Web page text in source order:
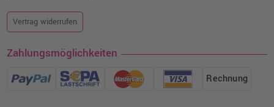
Vertrag widerrufen
Zahlungsmöglichkeiten
Rechnung